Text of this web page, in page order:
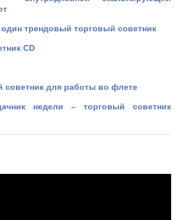
трендовый торговый советник
CD
советник для работы во флете
недели – торговый советник